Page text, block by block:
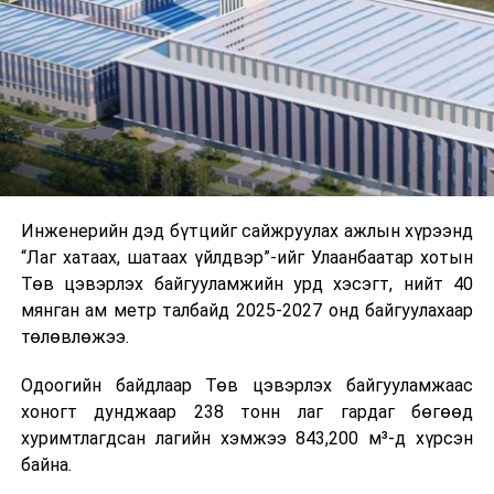
нэгэн чухал алхам хийсэн. Энэ хуульд үндэсний болон
муж улсын засаг захиргаа, тэдгээрийн агентлаг,
компаниудын төрийн захиргааны эсрэг гэмт хэрэг,
зөрчил, олон нийтийн эрх ашиг, сонирхолд харшлах
аливаа үйл ажиллагааг мэдээлэх боломжийг хангах
үүднээс гомдлыг шийдвэрлэх албыг байгуулахыг
шаардсан. Энэ хуульд шүгэл үлээгчийг (санаатайгаар
болон худал мэдээлэл өгснөөс бусад тохиолдолд)
эрүүгийн болон иргэний хэргийн хариуцлага
хүлээлгэхгүй байхаар тусгасан.
Тус хуульд шүгэл үлээгчдэд санхүүгийн шагнал олгох
талаар тодорхой заалтуудыг оруулсан бөгөөд төрийн
орлогын талаар мэдээлэл өгсөн хүнд тухайн гэмт
хэргээс хураан авсан хөрөнгийн 5-аас доошгүй
хувийн санхүүгийн урамшуулал олгохоор заасан.
Инженерийн дэд бүтцийг сайжруулах ажлын хүрээнд
“Лаг хатаах, шатаах үйлдвэр”-ийг Улаанбаатар хотын
Төв цэвэрлэх байгууламжийн урд хэсэгт, нийт 40
мянган ам метр талбайд 2025-2027 онд байгуулахаар
төлөвлөжээ.
Одоогийн байдлаар Төв цэвэрлэх байгууламжаас
хоногт дунджаар 238 тонн лаг гардаг бөгөөд
хуримтлагдсан лагийн хэмжээ 843,200 м³-д хүрсэн
байна.